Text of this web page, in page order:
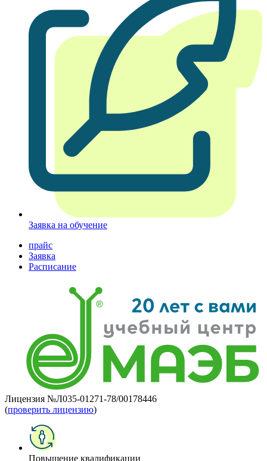
Заявка на обучение
прайс
Заявка
Расписание
Лицензия №Л035-01271-78/00178446
(проверить лицензию)
Повышение квалификации